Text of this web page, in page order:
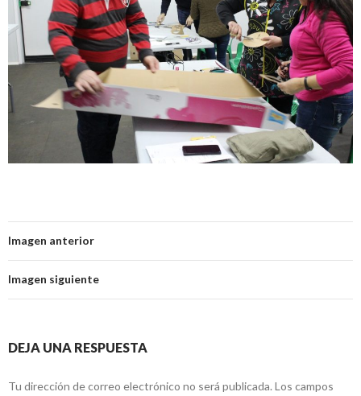
Imagen anterior
Imagen siguiente
DEJA UNA RESPUESTA
Tu dirección de correo electrónico no será publicada. Los campos